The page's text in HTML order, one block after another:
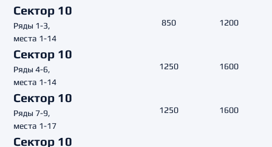
Сектор 10
Ряды 1-3,
места 1-14
850 1200
Сектор 10
Ряды 4-6,
места 1-14
1250 1600
Сектор 10
Ряды 7-9,
места 1-17
1250 1600
Сектор 10